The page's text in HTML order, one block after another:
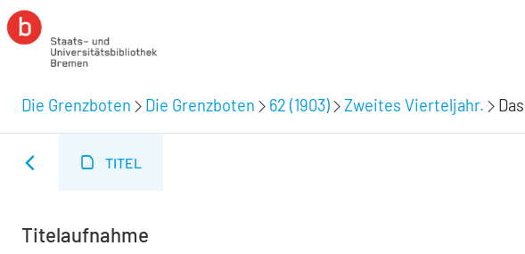
Die Grenzboten Die Grenzboten 62 (1903) Zweites Vierteljahr.
TITEL
Titelaufnahme